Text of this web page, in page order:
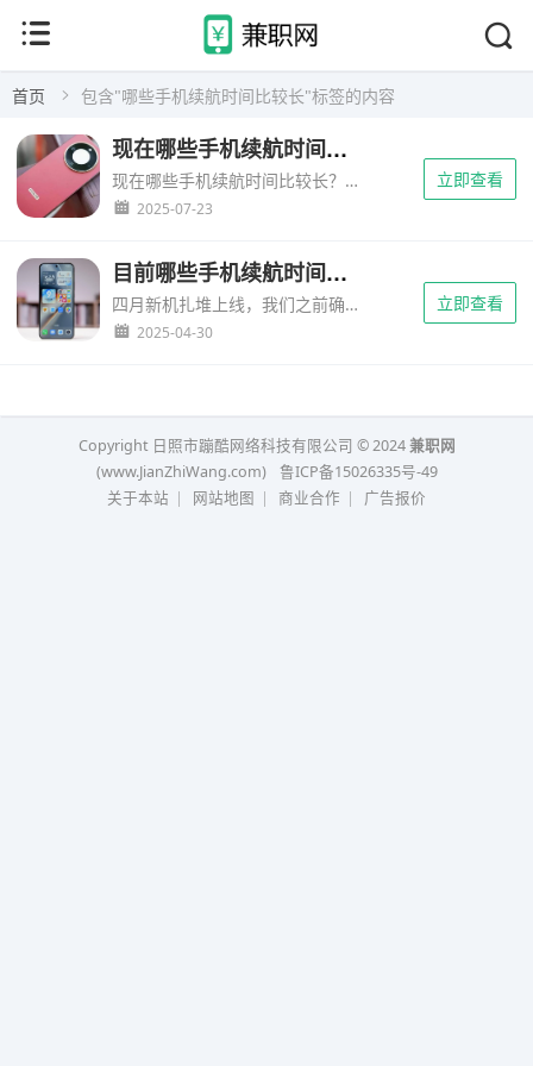
首页 包含"哪些手机续航时间比较长"标签的内容
现在哪些手机续航时间比较长？目前电池续航时间长的手机有哪些？
现在哪些手机续航时间比较长？今年手机在电池上，那是相当的“卷”，已经让不少用户抛弃充电宝，告别电量焦虑了！下面，就来结合手机的续航测试，和大家来详细盘点一下，当下“续航很强”的4款手机，续航党可别错过...
2025-07-23
立即查看
目前哪些手机续航时间比较长？盘点长续航的国补大手机
四月新机扎堆上线，我们之前确实把重点放在了性价比飙升的老款旗舰上。于是有不少朋友“控诉”：“怎么不聊点新鲜出炉的高性能续航怪物呢？”来啦来啦！趁着这波新机上市潮告一段落，我们就结合新评科技刚刚放出的最...
2025-04-30
立即查看
Copyright 日照市蹦酷网络科技有限公司 © 2024兼职网
(www.JianZhiWang.com)
鲁ICP备15026335号-49
关于本站 | 网站地图 | 商业合作 | 广告报价